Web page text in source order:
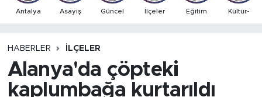
Antalya Asayiş Güncel İlçeler Eğitim Kültür-
HABERLER İLÇELER
Alanya'da çöpteki
kaplumbağa kurtarıldı
Ekonomi
Gündem
İlçeler
Antalya Trafik Yoğunluk Haritası
Tüm Manşetler
Son Dakika Haberleri